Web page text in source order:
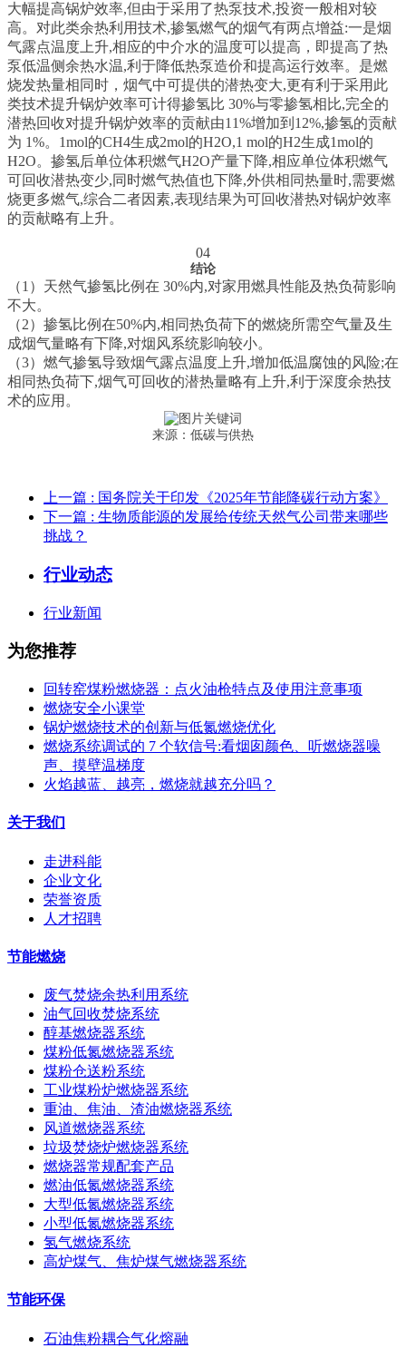
大幅提高锅炉效率,但由于采用了热泵技术,投资一般相对较
高。对此类余热利用技术,掺氢燃气的烟气有两点增益:一是烟
气露点温度上升,相应的中介水的温度可以提高，即提高了热
泵低温侧余热水温,利于降低热泵造价和提高运行效率。是燃
烧发热量相同时，烟气中可提供的潜热变大,更有利于采用此
类技术提升锅炉效率可计得掺氢比 30%与零掺氢相比,完全的
潜热回收对提升锅炉效率的贡献由11%增加到12%,掺氢的贡献
为 1%。1mol的CH4生成2mol的H2O,1 mol的H2生成1mol的
H2O。掺氢后单位体积燃气H2O产量下降,相应单位体积燃气
可回收潜热变少,同时燃气热值也下降,外供相同热量时,需要燃
烧更多燃气,综合二者因素,表现结果为可回收潜热对锅炉效率
的贡献略有上升。
04
结论
（1）天然气掺氢比例在 30%内,对家用燃具性能及热负荷影响
不大。
（2）掺氢比例在50%内,相同热负荷下的燃烧所需空气量及生
成烟气量略有下降,对烟风系统影响较小。
（3）燃气掺氢导致烟气露点温度上升,增加低温腐蚀的风险;在
相同热负荷下,烟气可回收的潜热量略有上升,利于深度余热技
术的应用。
来源：低碳与供热
上一篇 : 国务院关于印发《2025年节能降碳行动方案》
下一篇 : 生物质能源的发展给传统天然气公司带来哪些
挑战？
行业动态
行业新闻
为您推荐
回转窑煤粉燃烧器：点火油枪特点及使用注意事项
燃烧安全小课堂
锅炉燃烧技术的创新与低氮燃烧优化
燃烧系统调试的 7 个软信号:看烟囱颜色、听燃烧器噪
声、摸壁温梯度
火焰越蓝、越亮，燃烧就越充分吗？
关于我们
走进科能
企业文化
荣誉资质
人才招聘
节能燃烧
废气焚烧余热利用系统
油气回收焚烧系统
醇基燃烧器系统
煤粉低氮燃烧器系统
煤粉仓送粉系统
工业煤粉炉燃烧器系统
重油、焦油、渣油燃烧器系统
风道燃烧器系统
垃圾焚烧炉燃烧器系统
燃烧器常规配套产品
燃油低氮燃烧器系统
大型低氮燃烧器系统
小型低氮燃烧器系统
氢气燃烧系统
高炉煤气、焦炉煤气燃烧器系统
节能环保
石油焦粉耦合气化熔融